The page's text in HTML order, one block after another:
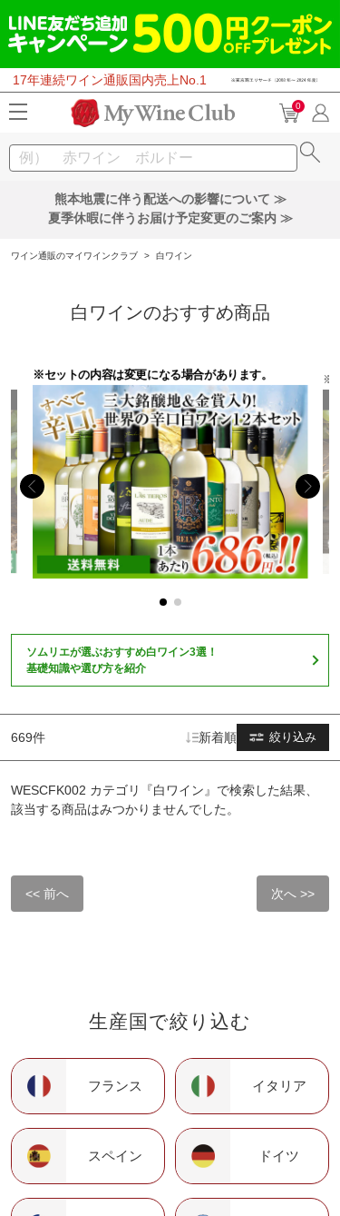
17年連続ワイン通販国内売上No.1
0
熊本地震に伴う配送への影響について ≫
夏季休暇に伴うお届け予定変更のご案内 ≫
ワイン通販のマイワインクラブ > 白ワイン
白ワインのおすすめ商品
※セットの内容は変更になる場合があります。 ※
ソムリエが選ぶおすすめ白ワイン3選！
基礎知識や選び方を紹介
669件 絞り込み
新着順
WESCFK002 カテゴリ『白ワイン』で検索した結果、
該当する商品はみつかりませんでした。
<< 前へ 次へ >>
生産国で絞り込む
フランス イタリア
スペイン ドイツ